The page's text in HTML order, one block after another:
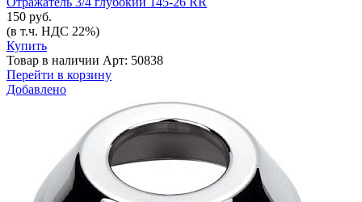
150 руб.
(в т.ч. НДС 22%)
Купить
Товар в наличии Арт: 50838
Перейти в корзину
Добавлено